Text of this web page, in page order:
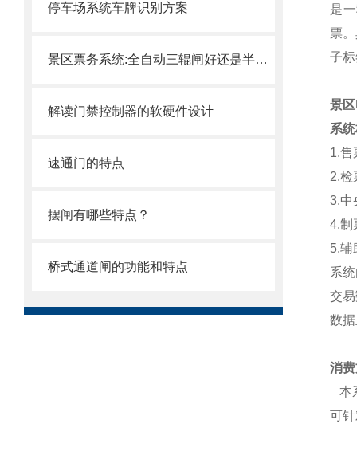
停车场系统车牌识别方案
景区票务系统:全自动三辊闸好还是半自动三辊闸好
解读门禁控制器的软硬件设计
速通门的特点
摆闸有哪些特点？
桥式通道闸的功能和特点
是
票
子
景
系
1.售
2.检
3.中
4.制
5.辅
系
交
数
消
本
可